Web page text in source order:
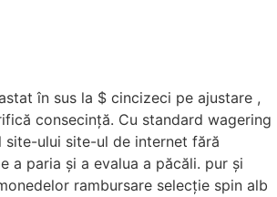
în sus la $ cincizeci pe ajustare ,
consecință. Cu standard wagering
site-ului site-ul de internet fără
a paria și a evalua a păcăli. pur și
rambursare selecție spin alb